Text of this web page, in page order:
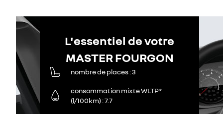
L'essentiel de votre
MASTER FOURGON
nombre de places 3
consommation mixte WLTP*
(l/100km) 7.7